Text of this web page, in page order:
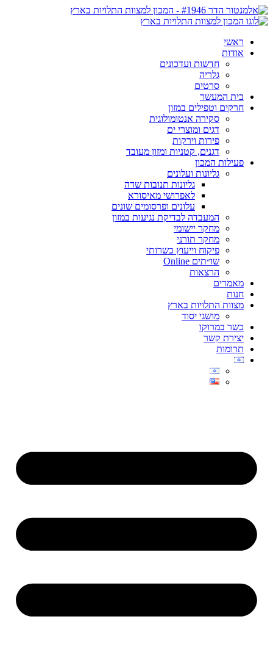
ראשי
אודות
חדשות ועדכונים
גלריה
סרטים
בית המעשר
חרקים וטפילים במזון
סקירה אנטומולוגית
דגים ומוצרי ים
פירות וירקות
דגנים, קטניות ומזון מעובד
פעילות המכון
גליונות ועלונים
גליונות תנובות שדה
לאפרושי מאיסורא
עלונים ופרסומים שונים
המעבדה לבדיקת נגיעות במזון
מחקר יישומי
מחקר תורני
פיקוח וייעוץ כשרותי
שו״תים Online
הרצאות
מאמרים
חנות
מצוות התלויות בארץ
מושגי יסוד
כשר במרוקו
יצירת קשר
תרומות